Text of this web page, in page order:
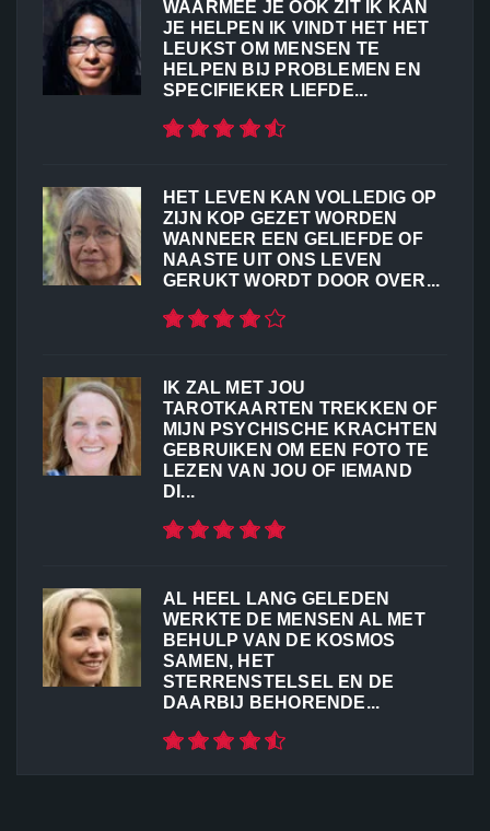
WAARMEE JE OOK ZIT IK KAN
JE HELPEN IK VINDT HET HET
LEUKST OM MENSEN TE
HELPEN BIJ PROBLEMEN EN
SPECIFIEKER LIEFDE...
HET LEVEN KAN VOLLEDIG OP
ZIJN KOP GEZET WORDEN
WANNEER EEN GELIEFDE OF
NAASTE UIT ONS LEVEN
GERUKT WORDT DOOR OVER...
IK ZAL MET JOU
TAROTKAARTEN TREKKEN OF
MIJN PSYCHISCHE KRACHTEN
GEBRUIKEN OM EEN FOTO TE
LEZEN VAN JOU OF IEMAND
DI...
AL HEEL LANG GELEDEN
WERKTE DE MENSEN AL MET
BEHULP VAN DE KOSMOS
SAMEN, HET
STERRENSTELSEL EN DE
DAARBIJ BEHORENDE...